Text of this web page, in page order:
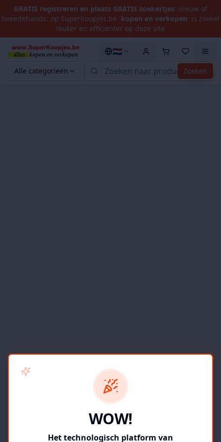
GRATIS registreren en plaats GRATIS zoekertjes nieuw of
tweedehands: op SuperKoopjes.be kopen en verkopen is zoveel
leuker en efficiënter op deze site
Alle categorieën Zoeken
🇳🇱
WOW!
Het technologisch platform van